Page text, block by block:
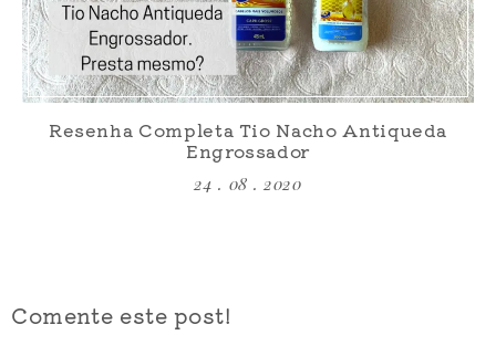
Resenha Completa Tio Nacho Antiqueda
Engrossador
24 . 08 . 2020
Comente este post!